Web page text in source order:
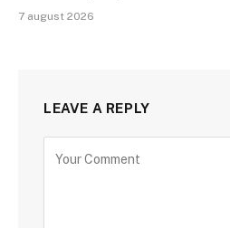
7 august 2026
LEAVE A REPLY